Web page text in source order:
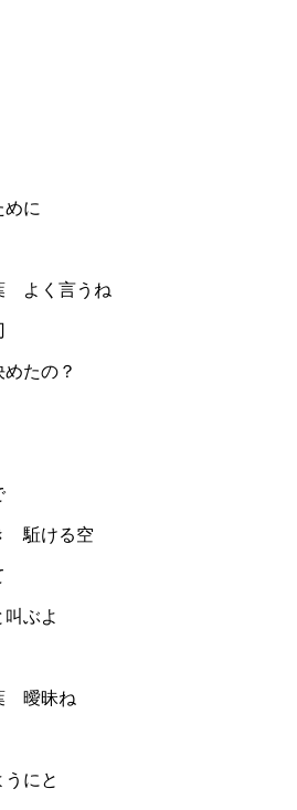
めに
よく言うね
めたの？
駈ける空
ぶよ
曖昧ね
にと